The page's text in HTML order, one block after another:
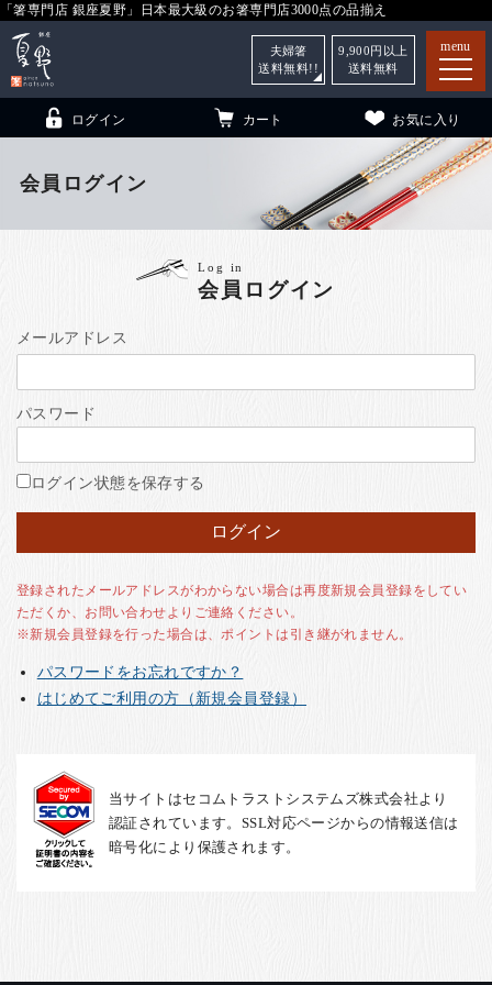
「箸専門店 銀座夏野」日本最大級のお箸専門店3000点の品揃え
menu
（贈答用・自宅用）
銀座夏野・箸長
ご利用ガイド
お客様の声
お知らせ
English
ログイン カート お気に入り
夫婦箸
送料無料!!
9,900 円以上
送料無料
会員ログイン
Log in
会員ログイン
メールアドレス
パスワード
ログイン状態を保存する
登録されたメールアドレスがわからない場合は再度新規会員登録をしてい
ただくか、お問い合わせよりご連絡ください。
※新規会員登録を行った場合は、ポイントは引き継がれません。
パスワードをお忘れですか？
はじめてご利用の方（新規会員登録）
当サイトはセコムトラストシステムズ株式会社より
認証されています。SSL対応ページからの情報送信は
暗号化により保護されます。